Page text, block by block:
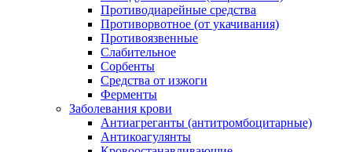
Противодиарейные средства
Противорвотное (от укачивания)
Противоязвенные
Слабительное
Сорбенты
Средства от изжоги
Ферменты
Заболевания крови
Антиагреганты (антитромбоцитарные)
Антикоагулянты